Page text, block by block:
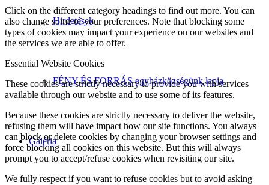
Hirdetések
FÉNY ÉS FORRÁS egyházközségünk lapja
Galéria
Click on the different category headings to find out more. You can
also change some of your preferences. Note that blocking some
types of cookies may impact your experience on our websites and
the services we are able to offer.
Essential Website Cookies
These cookies are strictly necessary to provide you with services
available through our website and to use some of its features.
Because these cookies are strictly necessary to deliver the website,
refusing them will have impact how our site functions. You always
can block or delete cookies by changing your browser settings and
force blocking all cookies on this website. But this will always
prompt you to accept/refuse cookies when revisiting our site.
We fully respect if you want to refuse cookies but to avoid asking